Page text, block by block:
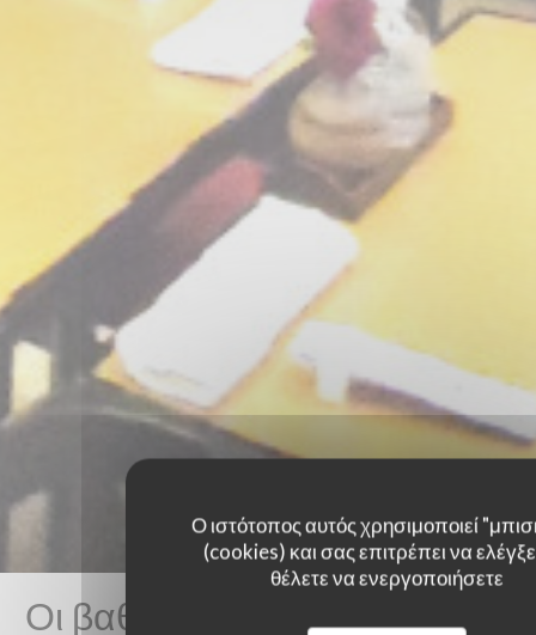
Ο ιστότοπος αυτός χρησιμοποιεί
(cookies) και σας επιτρέπει να
θέλετε να ενεργοποιήσετε
Οι βαθμολογίες πελατών μας